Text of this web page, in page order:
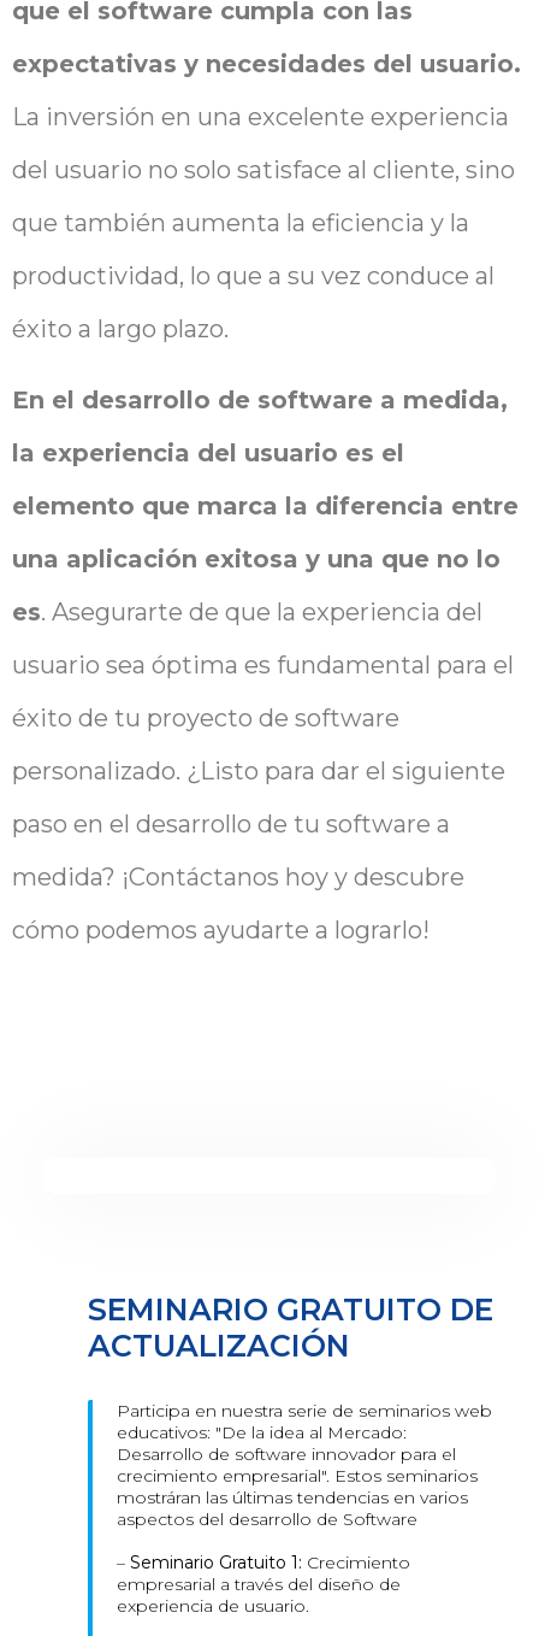
que el software cumpla con las
expectativas y necesidades del usuario.
La inversión en una excelente experiencia
del usuario no solo satisface al cliente, sino
que también aumenta la eficiencia y la
productividad, lo que a su vez conduce al
éxito a largo plazo.
En el desarrollo de software a medida,
la experiencia del usuario es el
elemento que marca la diferencia entre
una aplicación exitosa y una que no lo
es. Asegurarte de que la experiencia del
usuario sea óptima es fundamental para el
éxito de tu proyecto de software
personalizado. ¿Listo para dar el siguiente
paso en el desarrollo de tu software a
medida? ¡Contáctanos hoy y descubre
cómo podemos ayudarte a lograrlo!
SEMINARIO GRATUITO DE
ACTUALIZACIÓN
Participa en nuestra serie de seminarios web
educativos: "De la idea al Mercado:
Desarrollo de software innovador para el
crecimiento empresarial". Estos seminarios
mostráran las últimas tendencias en varios
aspectos del desarrollo de Software
–Seminario Gratuito 1: Crecimiento
empresarial a través del diseño de
experiencia de usuario.